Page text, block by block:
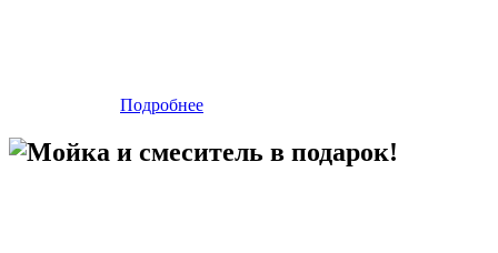
Подробнее
Мойка и смеситель в подарок!